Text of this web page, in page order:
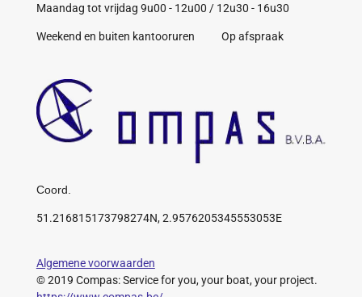
Maandag tot vrijdag 9u00 - 12u00 / 12u30 - 16u30
Weekend en buiten kantooruren Op afspraak
Coord.
51.216815173798274N, 2.9576205345553053E
Algemene voorwaarden
© 2019 Compas: Service for you, your boat, your project.